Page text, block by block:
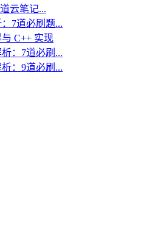
云笔记...
7道必刷题...
C++ 实现
：7道必刷...
：9道必刷...